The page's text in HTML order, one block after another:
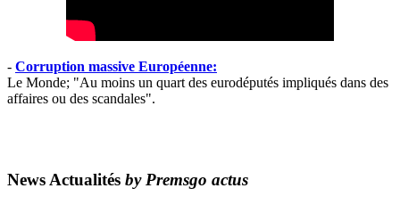
- Corruption massive Européenne:
Le Monde; "Au moins un quart des eurodéputés impliqués dans des
affaires ou des scandales".
News Actualités by Premsgo actus